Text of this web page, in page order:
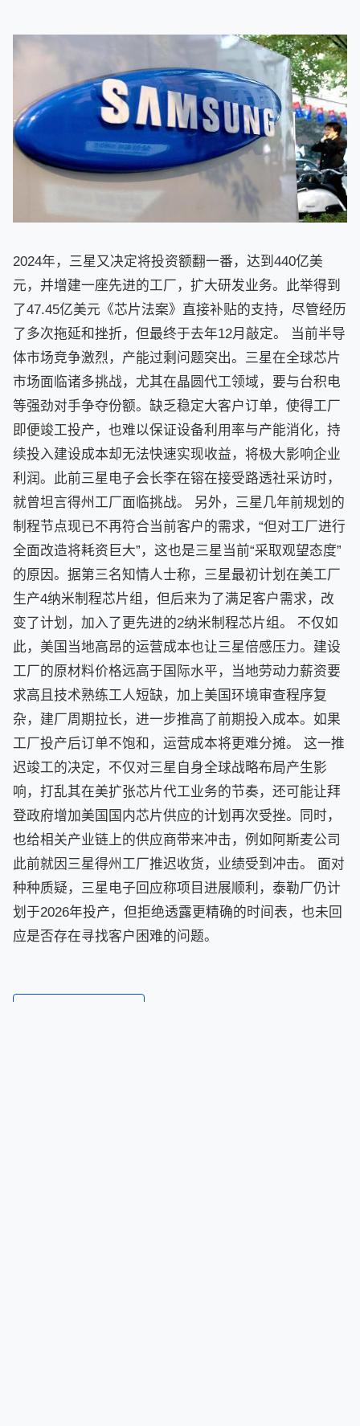
2024年，三星又决定将投资额翻一番，达到440亿美
元，并增建一座先进的工厂，扩大研发业务。此举得到
了47.45亿美元《芯片法案》直接补贴的支持，尽管经历
了多次拖延和挫折，但最终于去年12月敲定。 当前半导
体市场竞争激烈，产能过剩问题突出。三星在全球芯片
市场面临诸多挑战，尤其在晶圆代工领域，要与台积电
等强劲对手争夺份额。缺乏稳定大客户订单，使得工厂
即便竣工投产，也难以保证设备利用率与产能消化，持
续投入建设成本却无法快速实现收益，将极大影响企业
利润。此前三星电子会长李在镕在接受路透社采访时，
就曾坦言得州工厂面临挑战。 另外，三星几年前规划的
制程节点现已不再符合当前客户的需求，“但对工厂进行
全面改造将耗资巨大”，这也是三星当前“采取观望态度”
的原因。据第三名知情人士称，三星最初计划在美工厂
生产4纳米制程芯片组，但后来为了满足客户需求，改
变了计划，加入了更先进的2纳米制程芯片组。 不仅如
此，美国当地高昂的运营成本也让三星倍感压力。建设
工厂的原材料价格远高于国际水平，当地劳动力薪资要
求高且技术熟练工人短缺，加上美国环境审查程序复
杂，建厂周期拉长，进一步推高了前期投入成本。如果
工厂投产后订单不饱和，运营成本将更难分摊。 这一推
迟竣工的决定，不仅对三星自身全球战略布局产生影
响，打乱其在美扩张芯片代工业务的节奏，还可能让拜
登政府增加美国国内芯片供应的计划再次受挫。同时，
也给相关产业链上的供应商带来冲击，例如阿斯麦公司
此前就因三星得州工厂推迟收货，业绩受到冲击。 面对
种种质疑，三星电子回应称项目进展顺利，泰勒厂仍计
划于2026年投产，但拒绝透露更精确的时间表，也未回
应是否存在寻找客户困难的问题。